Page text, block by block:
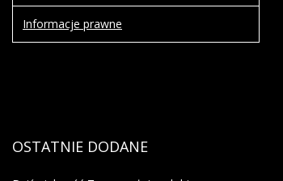
Informacje prawne
OSTATNIE DODANE